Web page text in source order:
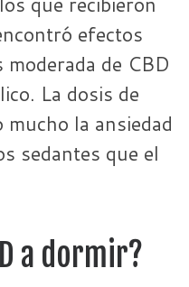
efectos
de CBD
La dosis de
la ansiedad
sedantes que el
a dormir?